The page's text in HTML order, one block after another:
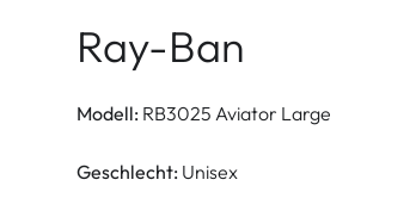
Ray-Ban
Modell: RB3025 Aviator Large
Geschlecht: Unisex